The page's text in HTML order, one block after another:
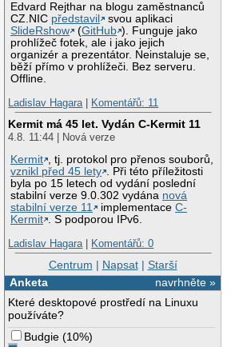
Edvard Rejthar na blogu zaměstnanců
CZ.NIC představil
svou aplikaci
SlideRshow
(GitHub ). Funguje jako
prohlížeč fotek, ale i jako jejich
organizér a prezentátor. Neinstaluje se,
běží přímo v prohlížeči. Bez serveru.
Offline.
Ladislav Hagara| Komentářů: 11
Kermit má 45 let. Vydán C-Kermit 11
4.8. 11:44 | Nová verze
Kermit , tj. protokol pro přenos souborů,
vznikl před 45 lety . Při této příležitosti
byla po 15 letech od vydání poslední
stabilní verze 9.0.302 vydána nová
stabilní verze 11
implementaceC-
Kermit . S podporou IPv6.
Ladislav Hagara| Komentářů: 0
Centrum | Napsat| Starší
navrhněte »
Anketa
Které desktopové prostředí na Linuxu
používáte?
Budgie (10%)